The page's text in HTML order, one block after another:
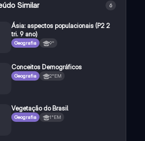
Similar 6
Ásia: aspectos populacionais (P2 2
tri. 9 ano)
Geografia 9°
Conceitos Demográficos
Geografia 2°EM
Vegetação do Brasil
Geografia 1°EM